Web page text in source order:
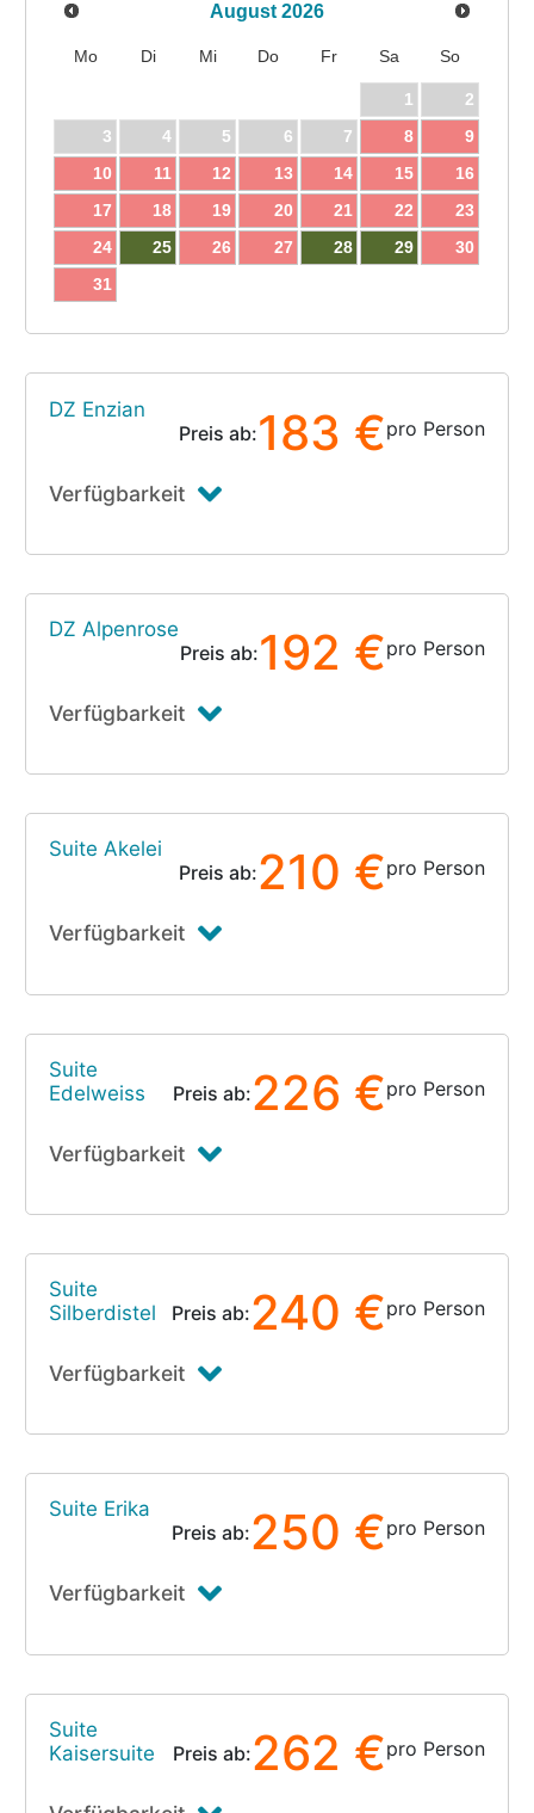
August 2026
Mo Di Mi Do Fr Sa So
1
2
3
4 5 6 7 8
9
10
11 12 13 14 15
16
17
18 19 20 21 22
23
24
25 26 27 28 29
30
31
DZ Enzian
Preis ab:183 €pro Person
Verfügbarkeit
DZ Alpenrose
Preis ab:192 €pro Person
Verfügbarkeit
Suite Akelei
Preis ab:210 €pro Person
Verfügbarkeit
Suite
Edelweiss
Preis ab:226 €pro Person
Verfügbarkeit
Suite
Silberdistel
Preis ab:240 €pro Person
Verfügbarkeit
Suite Erika
Preis ab:250 €pro Person
Verfügbarkeit
Suite
Kaisersuite
Preis ab:262 €pro Person